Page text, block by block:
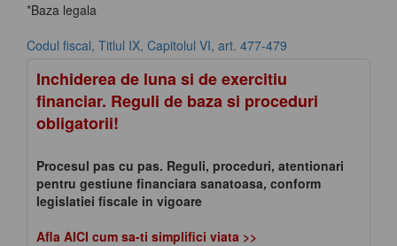
*Baza legala
Codul fiscal, Titlul IX, Capitolul VI, art. 477-479
Inchiderea de luna si de exercitiu
financiar. Reguli de baza si proceduri
obligatorii!
Procesul pas cu pas. Reguli, proceduri, atentionari
pentru gestiune financiara sanatoasa, conform
legislatiei fiscale in vigoare
Afla AICI cum sa-ti simplifici viata >>